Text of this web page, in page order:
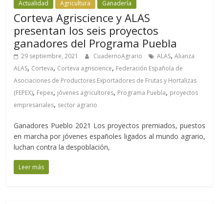
Actualidad Agricultura Ganadería
Corteva Agriscience y ALAS
presentan los seis proyectos
ganadores del Programa Puebla
29 septiembre, 2021 CuadernoAgrario ALAS,Alianza
ALAS, Corteva, Corteva agriscience, Federación Española de
Asociaciones de Productores Exportadores de Frutas y Hortalizas
(FEPEX), Fepex, jóvenes agricultores, Programa Puebla, proyectos
empresariales, sector agrario
Ganadores Pueblo 2021 Los proyectos premiados, puestos
en marcha por jóvenes españoles ligados al mundo agrario,
luchan contra la despoblación,
Leer más